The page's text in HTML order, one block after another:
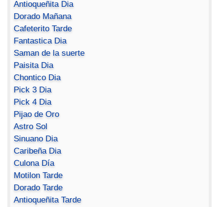
Antioqueñita Dia
Dorado Mañana
Cafeterito Tarde
Fantastica Dia
Saman de la suerte
Paisita Dia
Chontico Dia
Pick 3 Dia
Pick 4 Dia
Pijao de Oro
Astro Sol
Sinuano Dia
Caribeña Dia
Culona Día
Motilon Tarde
Dorado Tarde
Antioqueñita Tarde